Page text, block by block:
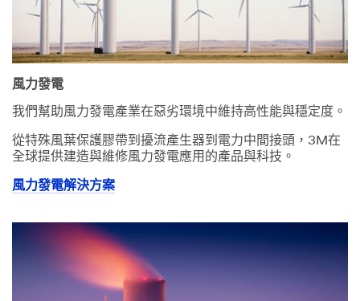
風力發電
我們幫助風力發電產業在惡劣環境中維持高性能與穩定度。
從特殊風葉保護膠帶到擾流產生器到電力中間接頭，3M在
全球提供建造與維修風力發電應用的產品與科技。
風力發電解決方案